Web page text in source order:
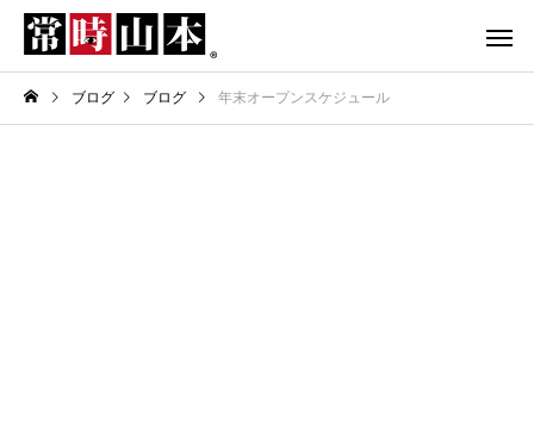
ブログ ブログ 年末オープンスケジュール